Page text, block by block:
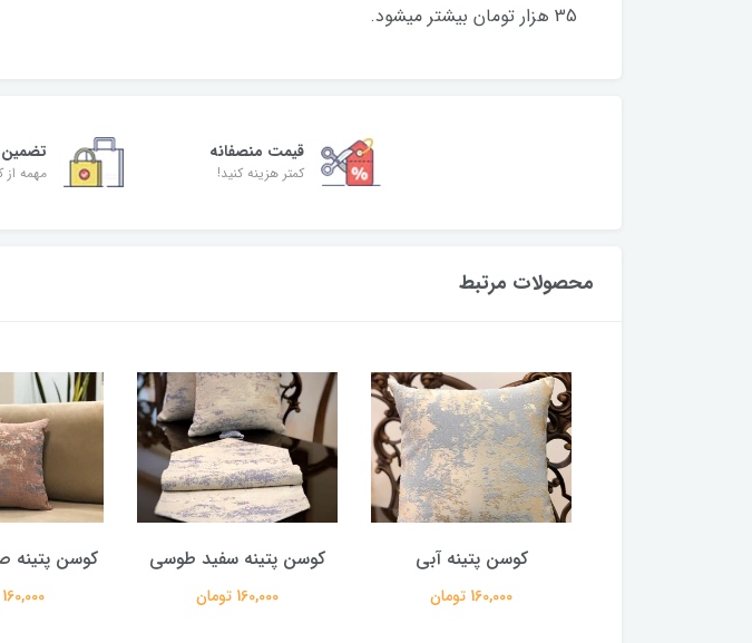
35 هزار تومان بیشتر میشود.
قیمت منصفانه
کمتر هزینه کنید!
تضمین
مهمه
محصولات مرتبط
کوسن پتینه آبی
160,000 تومان
کوسن پتینه سفید طوسی
160,000 تومان
کوسن
160,000 تومان